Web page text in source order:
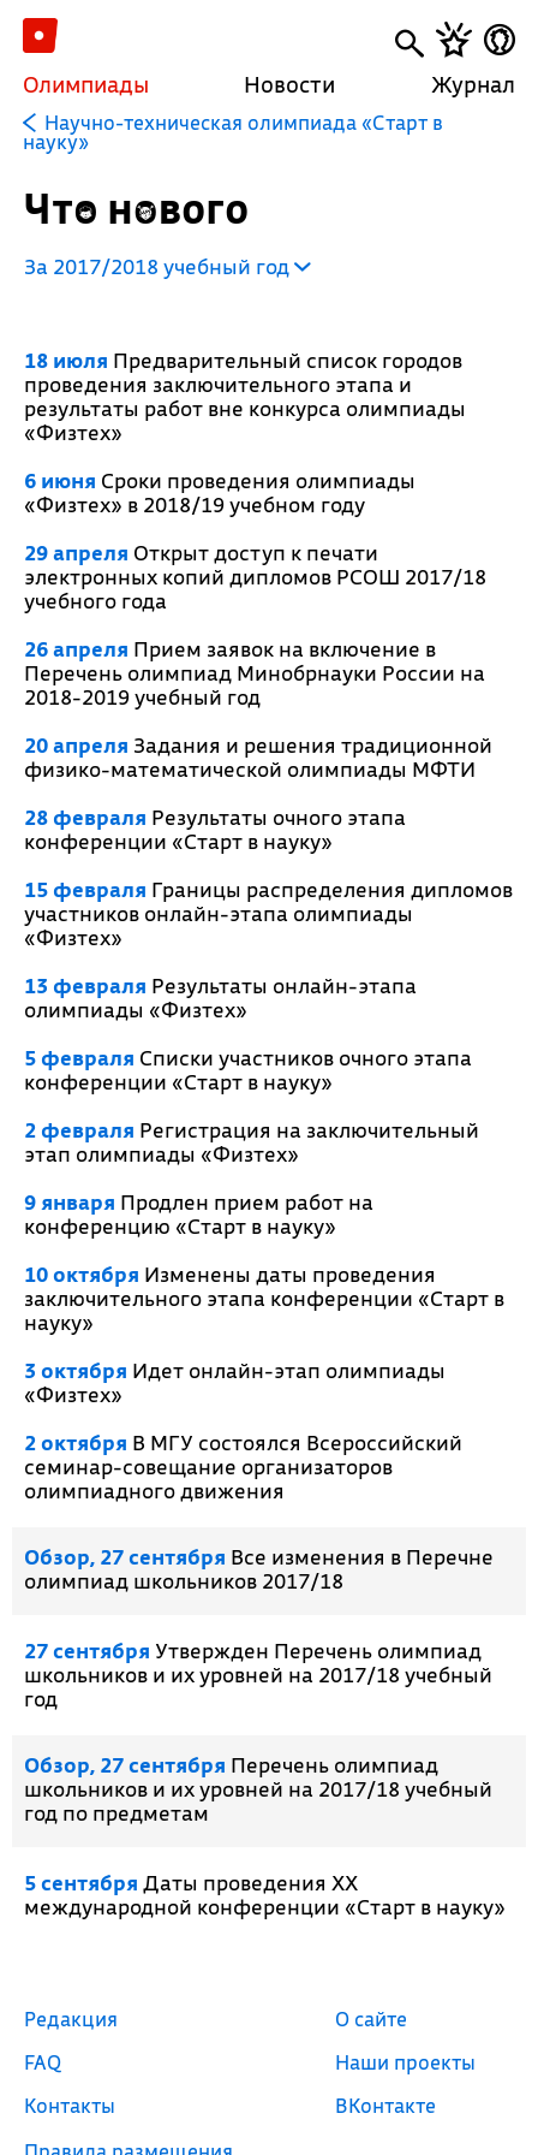
Олимпиады Новости Журнал
Научно-техническая олимпиада «Старт в
науку»
Что нового
За 2017/2018 учебный год
18 июля Предварительный список городов
проведения заключительного этапа и
результаты работ вне конкурса олимпиады
«Физтех»
6 июня Сроки проведения олимпиады
«Физтех» в 2018/19 учебном году
29 апреля Открыт доступ к печати
электронных копий дипломов РСОШ 2017/18
учебного года
26 апреля Прием заявок на включение в
Перечень олимпиад Минобрнауки России на
2018-2019 учебный год
20 апреля Задания и решения традиционной
физико-математической олимпиады МФТИ
28 февраля Результаты очного этапа
конференции «Старт в науку»
15 февраля Границы распределения дипломов
участников онлайн-этапа олимпиады
«Физтех»
13 февраля Результаты онлайн-этапа
олимпиады «Физтех»
5 февраля Списки участников очного этапа
конференции «Старт в науку»
2 февраля Регистрация на заключительный
этап олимпиады «Физтех»
9 января Продлен прием работ на
конференцию «Старт в науку»
10 октября Изменены даты проведения
заключительного этапа конференции «Старт в
науку»
3 октября Идет онлайн-этап олимпиады
«Физтех»
2 октября В МГУ состоялся Всероссийский
семинар-совещание организаторов
олимпиадного движения
Обзор, 27 сентября Все изменения в Перечне
олимпиад школьников 2017/18
27 сентября Утвержден Перечень олимпиад
школьников и их уровней на 2017/18 учебный
год
Обзор, 27 сентября Перечень олимпиад
школьников и их уровней на 2017/18 учебный
год по предметам
5 сентября Даты проведения XX
международной конференции «Старт в науку»
Редакция
FAQ
Контакты
О сайте
Наши проекты
ВКонтакте